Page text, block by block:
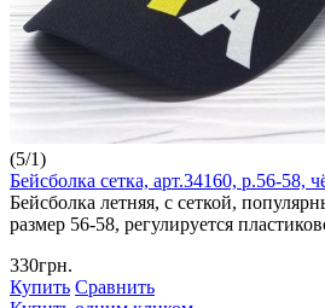
(5/1)
Бейсболка сетка, арт.34160, р.56-58,
Бейсболка летняя, с сеткой,
размер 56-58, регулируется
330грн.
Купить Сравнить